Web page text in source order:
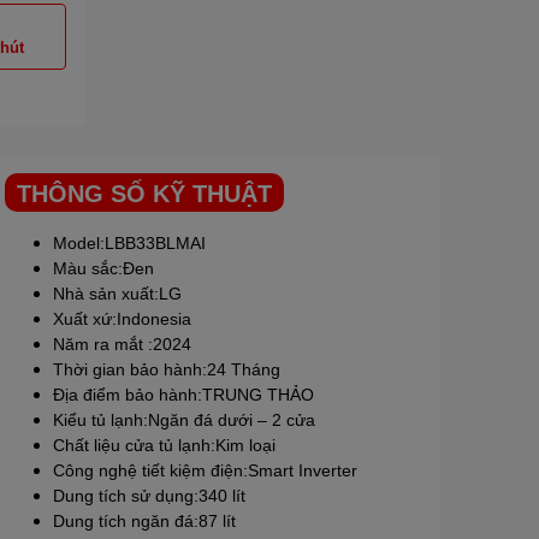
THÔNG SỐ KỸ THUẬT
Model:LBB33BLMAI
Màu sắc:Đen
Nhà sản xuất:LG
Xuất xứ:Indonesia
Năm ra mắt :2024
Thời gian bảo hành:24 Tháng
Địa điểm bảo hành:TRUNG THẢO
Kiểu tủ lạnh:Ngăn đá dưới – 2 cửa
Chất liệu cửa tủ lạnh:Kim loại
Công nghệ tiết kiệm điện:Smart Inverter
Dung tích sử dụng:340 lít
Dung tích ngăn đá:87 lít